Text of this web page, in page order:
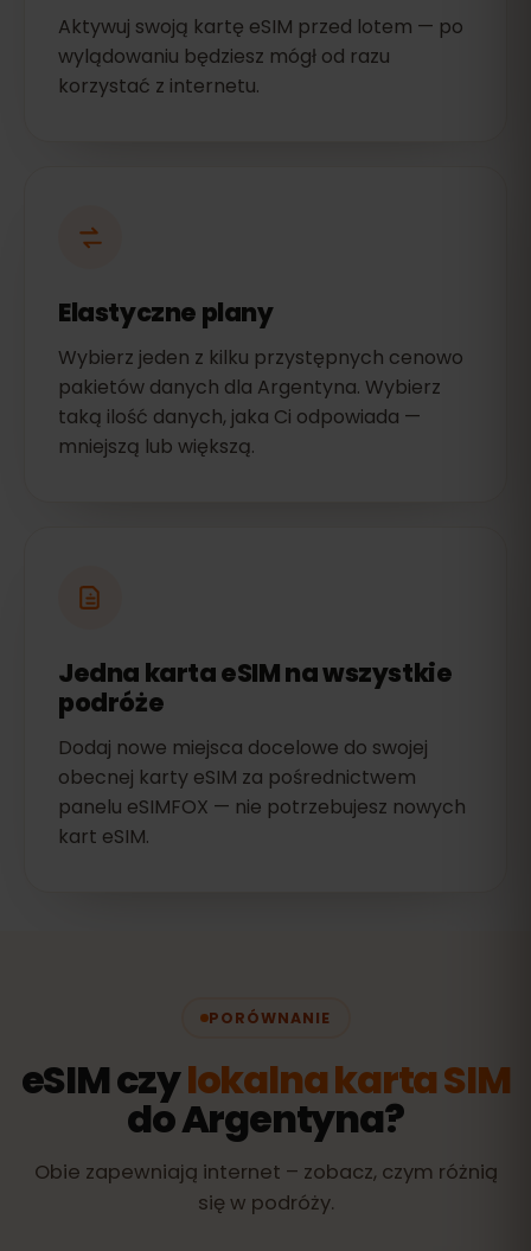
Aktywuj swoją kartę eSIM przed lotem — po
wylądowaniu będziesz mógł od razu
korzystać z internetu.
Elastyczne plany
Wybierz jeden z kilku przystępnych cenowo
pakietów danych dla Argentyna. Wybierz
taką ilość danych, jaka Ci odpowiada —
mniejszą lub większą.
Jedna karta eSIM na wszystkie
podróże
Dodaj nowe miejsca docelowe do swojej
obecnej karty eSIM za pośrednictwem
panelu eSIMFOX — nie potrzebujesz nowych
kart eSIM.
PORÓWNANIE
eSIM czylokalna karta SIM
do Argentyna?
Obie zapewniają internet – zobacz, czym różnią
się w podróży.